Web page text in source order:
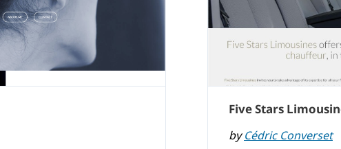
Five Stars
byCédric Converset